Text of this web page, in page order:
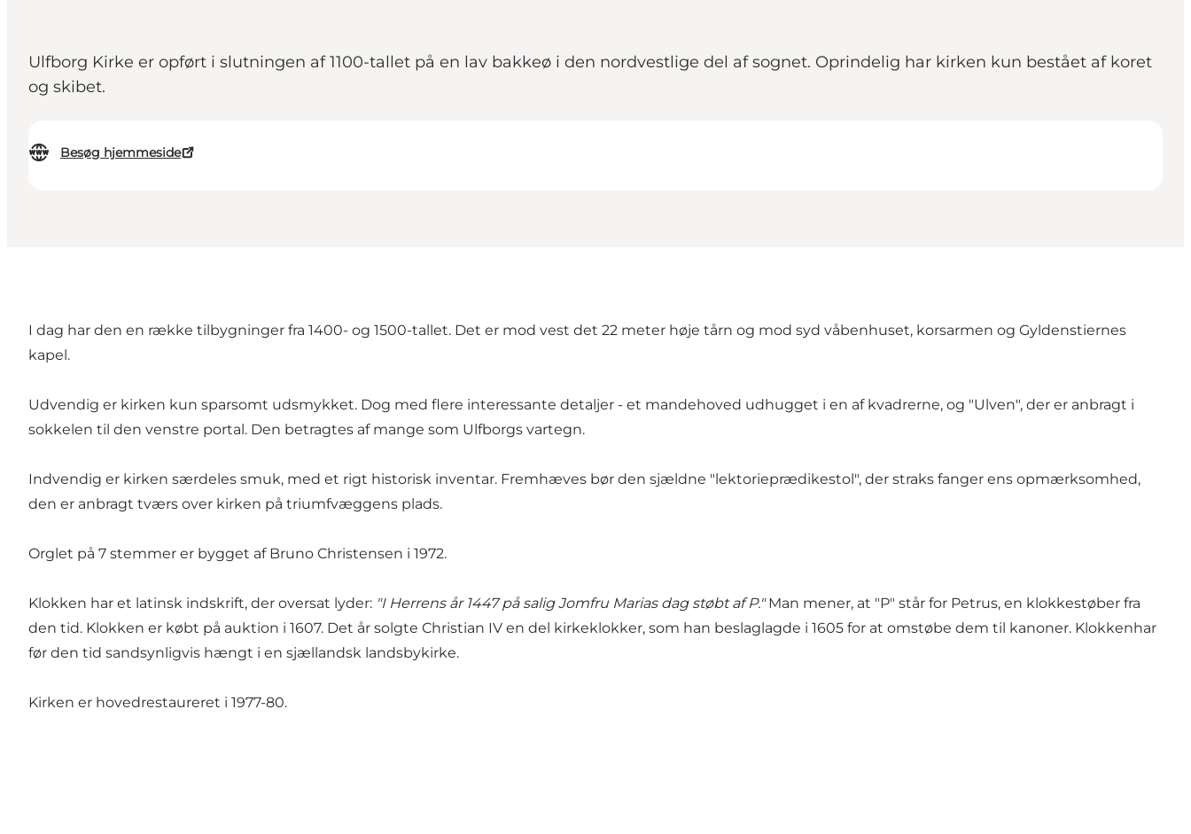
Ulfborg Kirke er opført i slutningen af 1100-tallet på en lav bakkeø i den nordvestlige del af sognet. Oprindelig har kirken kun bestået af koret
og skibet.
Besøg hjemmeside
I dag har den en række tilbygninger fra 1400- og 1500-tallet. Det er mod vest det 22 meter høje tårn og mod syd våbenhuset, korsarmen og Gyldenstiernes
kapel.
Udvendig er kirken kun sparsomt udsmykket. Dog med flere interessante detaljer - et mandehoved udhugget i en af kvadrerne, og "Ulven", der er anbragt i
sokkelen til den venstre portal. Den betragtes af mange som Ulfborgs vartegn.
Indvendig er kirken særdeles smuk, med et rigt historisk inventar. Fremhæves bør den sjældne "lektorieprædikestol", der straks fanger ens opmærksomhed,
den er anbragt tværs over kirken på triumfvæggens plads.
Orglet på 7 stemmer er bygget af Bruno Christensen i 1972.
Klokken har et latinsk indskrift, der oversat lyder: "I Herrens år 1447 på salig Jomfru Marias dag støbt af P."Man mener, at "P" står for Petrus, en klokkestøber fra
den tid. Klokken er købt på auktion i 1607. Det år solgte Christian IV en del kirkeklokker, som han beslaglagde i 1605 for at omstøbe dem til kanoner. Klokkenhar
før den tid sandsynligvis hængt i en sjællandsk landsbykirke.
Kirken er hovedrestaureret i 1977-80.